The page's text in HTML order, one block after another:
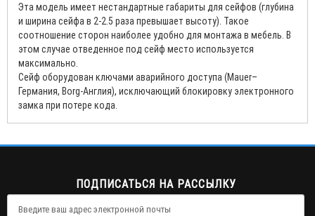
Эта модель имеет нестандартные габариты для сейфов (глубина
и ширина сейфа в 2-2.5 раза превышает высоту). Такое
соотношение сторон наиболее удобно для монтажа в мебель. В
этом случае отведенное под сейф место используется
максимально.
Сейф оборудован ключами аварийного доступа (Mauer–
Германия, Borg-Англия), исключающий блокировку электронного
замка при потере кода.
ПОДПИСАТЬСЯ НА РАССЫЛКУ